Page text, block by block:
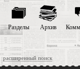
расширенный поиск
Разделы Архив